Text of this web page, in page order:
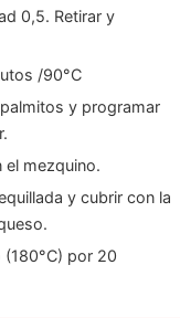
0,5. Retirar y
/90°C
y programar
el mezquino.
y cubrir con la
por 20